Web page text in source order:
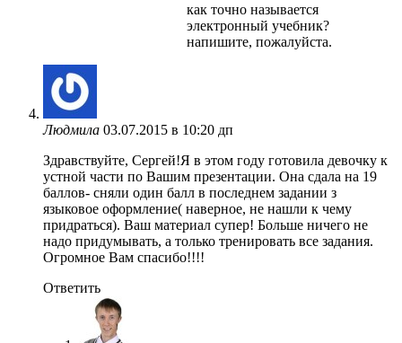
как точно называется
электронный учебник?
напишите, пожалуйста.
Людмила 03.07.2015 в 10:20 дп
Здравствуйте, Сергей!Я в этом году готовила девочку к
устной части по Вашим презентации. Она сдала на 19
баллов- сняли один балл в последнем задании з
языковое оформление( наверное, не нашли к чему
придраться). Ваш материал супер! Больше ничего не
надо придумывать, а только тренировать все задания.
Огромное Вам спасибо!!!!
Ответить